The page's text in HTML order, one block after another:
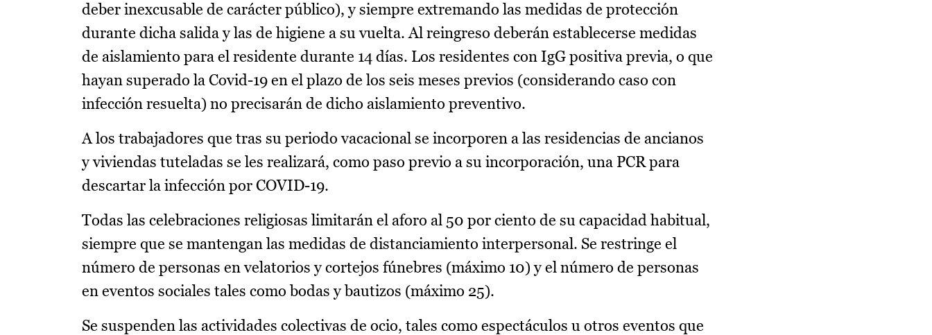
deber inexcusable de carácter público), y siempre extremando las medidas de protección
durante dicha salida y las de higiene a su vuelta. Al reingreso deberán establecerse medidas
de aislamiento para el residente durante 14 días. Los residentes con IgG positiva previa, o que
hayan superado la Covid-19 en el plazo de los seis meses previos (considerando caso con
infección resuelta) no precisarán de dicho aislamiento preventivo.
A los trabajadores que tras su periodo vacacional se incorporen a las residencias de ancianos
y viviendas tuteladas se les realizará, como paso previo a su incorporación, una PCR para
descartar la infección por COVID-19.
Todas las celebraciones religiosas limitarán el aforo al 50 por ciento de su capacidad habitual,
siempre que se mantengan las medidas de distanciamiento interpersonal. Se restringe el
número de personas en velatorios y cortejos fúnebres (máximo 10) y el número de personas
en eventos sociales tales como bodas y bautizos (máximo 25).
Se suspenden las actividades colectivas de ocio, tales como espectáculos u otros eventos que